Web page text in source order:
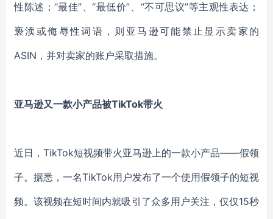
性陈述；“最佳”、“最低价”、“不可思议”等主观性表达；
亵渎或侮辱性词语，则亚马逊可能禁止显示卖家的
ASIN，并对卖家的账户采取措施。
亚马逊又一款小产品被TikTok带火
近日，TikTok短视频带火亚马逊上的一款小产品——假领
子。据悉，一名TikTok用户发布了一个使用假领子的短视
频。该视频在短时间内就吸引了众多用户关注，仅仅15秒